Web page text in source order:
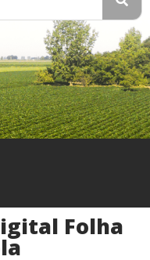
Folha